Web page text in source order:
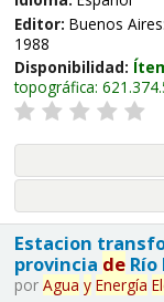
Editor: Buenos Aires:
1988
Disponibilidad:
topográfica:
Estacion
provincia deRío
por Agua y Energía